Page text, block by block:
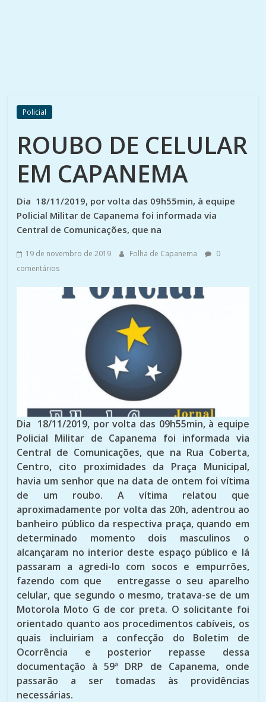
Policial
ROUBO DE CELULAR
EM CAPANEMA
Dia 18/11/2019, por volta das 09h55min, à equipe
Policial Militar de Capanema foi informada via
Central de Comunicações, que na
19 de novembro de 2019 Folha de Capanema
0
comentários
Dia 18/11/2019, por volta das 09h55min, à equipe
Policial Militar de Capanema foi informada via
Central de Comunicações, que na Rua Coberta,
Centro, cito proximidades da Praça Municipal,
havia um senhor que na data de ontem foi vítima
de um roubo. A vítima relatou que
aproximadamente por volta das 20h, adentrou ao
banheiro público da respectiva praça, quando em
determinado momento dois masculinos o
alcançaram no interior deste espaço público e lá
passaram a agredi-lo com socos e empurrões,
fazendo com que entregasse o seu aparelho
celular, que segundo o mesmo, tratava-se de um
Motorola Moto G de cor preta. O solicitante foi
orientado quanto aos procedimentos cabíveis, os
quais incluiriam a confecção do Boletim de
Ocorrência e posterior repasse dessa
documentação à 59ª DRP de Capanema, onde
passarão a ser tomadas às providências
necessárias.